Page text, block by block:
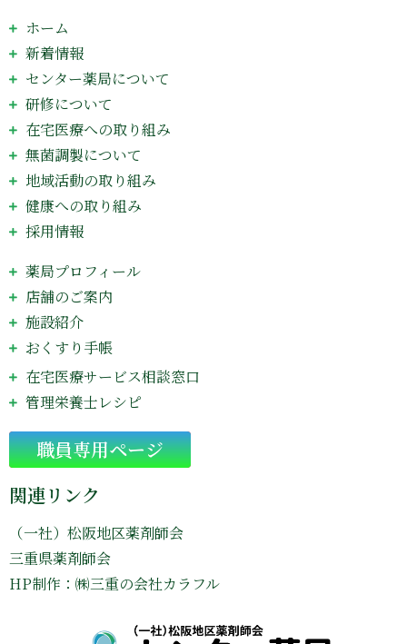
ホーム
新着情報
センター薬局について
研修について
在宅医療への取り組み
無菌調製について
地域活動の取り組み
健康への取り組み
採用情報
薬局プロフィール
店舗のご案内
施設紹介
おくすり手帳
在宅医療サービス相談窓口
管理栄養士レシピ
職員専用ページ
Go
関連リンク
（一社）松阪地区薬剤師会
三重県薬剤師会
HP制作：㈱三重の会社カラフル